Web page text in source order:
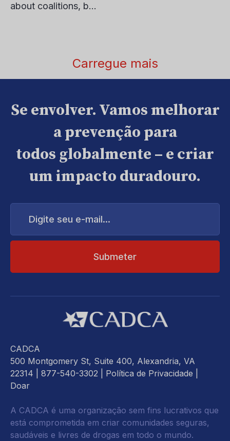
about coalitions, b...
Carregue mais
Se envolver. Vamos melhorar
a prevenção para
todos globalmente – e criar
um impacto duradouro.
Digite
CADCA
500 Montgomery St, Suite 400, Alexandria, VA
22314 | 877-540-3302 | Política de Privacidade
Doar
A CADCA é uma organização sem fins lucrativos que
está comprometida em criar comunidades seguras,
saudáveis e livres de drogas em todo o mundo.